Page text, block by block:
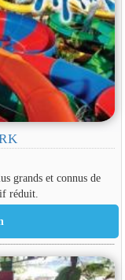
grands et connus de
réduit.